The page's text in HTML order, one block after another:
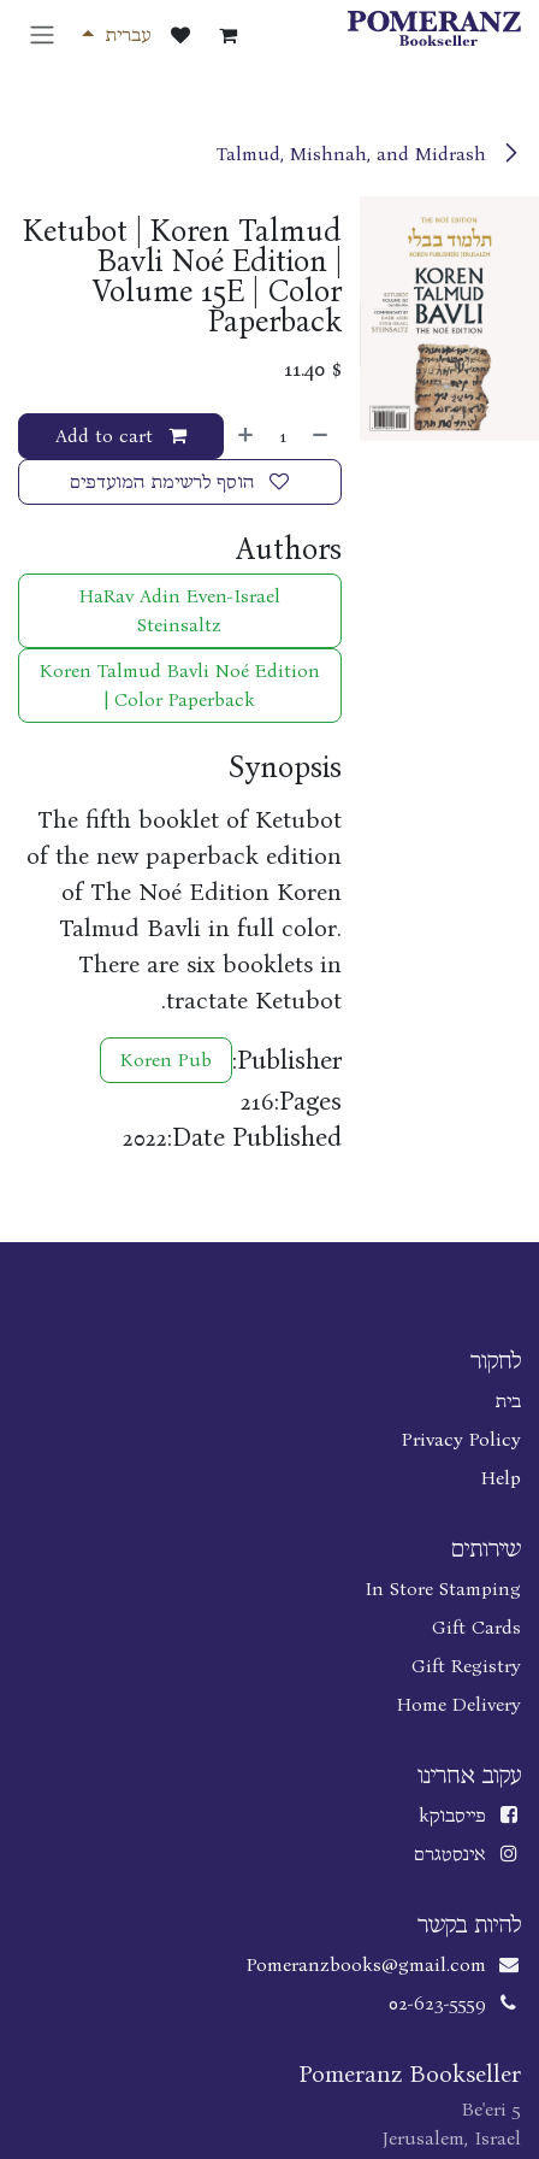
דלג לתוכן
עברית
Ketubot | Koren Talmud
Bavli Noé Edition |
Volume 15E | Color
Paperback
$
11.40
הוסף לרשימת המועדפים
Authors
HaRav Adin Even-Israel
Steinsaltz
Koren Talmud Bavli Noé Edition
| Color Paperback
Synopsis
The fifth booklet of Ketubot
of the new paperback edition
of The Noé Edition Koren
Talmud Bavli in full color.
There are six booklets in
tractate Ketubot.
Publisher:
Koren Pub
Pages:
216
Date Published:
2022
לחקור
בית
Privacy Policy
Help
שירותים
In Store Stamping
Gift Cards
Gift Registry
Home Delivery
עקוב אחרינו
פייסבוקk
אינסטגרם
להיות בקשר
Pomeranzbooks@gmail.com
02-623-5559
Pomeranz Bookseller
Be'eri 5
Jerusalem, Israel